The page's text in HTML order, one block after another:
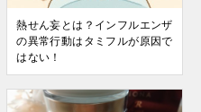
熱せん妄とは？インフルエンザ
の異常行動はタミフルが原因で
はない！